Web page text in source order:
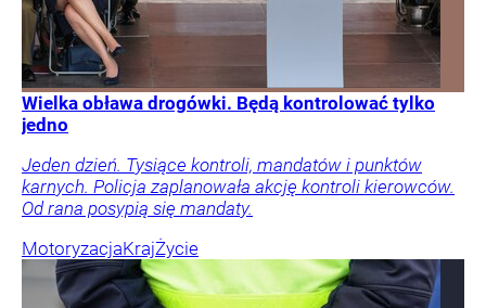
Wielka obława drogówki. Będą kontrolować tylko
jedno
Jeden dzień. Tysiące kontroli, mandatów i punktów
karnych. Policja zaplanowała akcję kontroli kierowców.
Od rana posypią się mandaty.
MotoryzacjaKrajŻycie